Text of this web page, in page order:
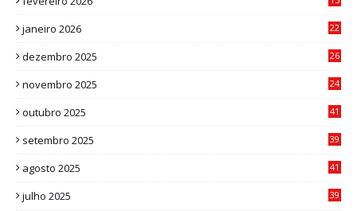
janeiro 2026
22
dezembro 2025
26
novembro 2025
24
outubro 2025
41
setembro 2025
39
agosto 2025
41
julho 2025
39